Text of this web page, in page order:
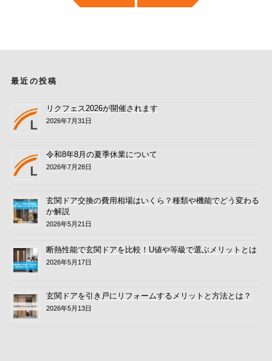
最近の投稿
リクフェス2026が開催されます
2026年7月31日
令和8年8月の夏季休業について
2026年7月28日
玄関ドア交換の費用相場はいくら？種類や機能でどう変わる
か解説
2026年5月21日
断熱性能で玄関ドアを比較！U値や等級で選ぶメリットとは
2026年5月17日
玄関ドアを引き戸にリフォームするメリットと方法とは？
2026年5月13日